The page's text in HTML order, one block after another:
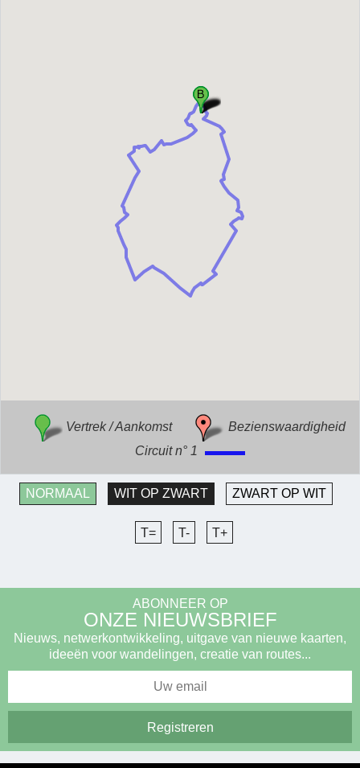
Vertrek / Aankomst
Bezienswaardigheid
Circuit n° 1
NORMAAL WIT OP ZWART ZWART OP WIT
T= T- T+
ABONNEER OP
ONZE NIEUWSBRIEF
Nieuws, netwerkontwikkeling, uitgave van nieuwe kaarten,
ideeën voor wandelingen, creatie van routes...